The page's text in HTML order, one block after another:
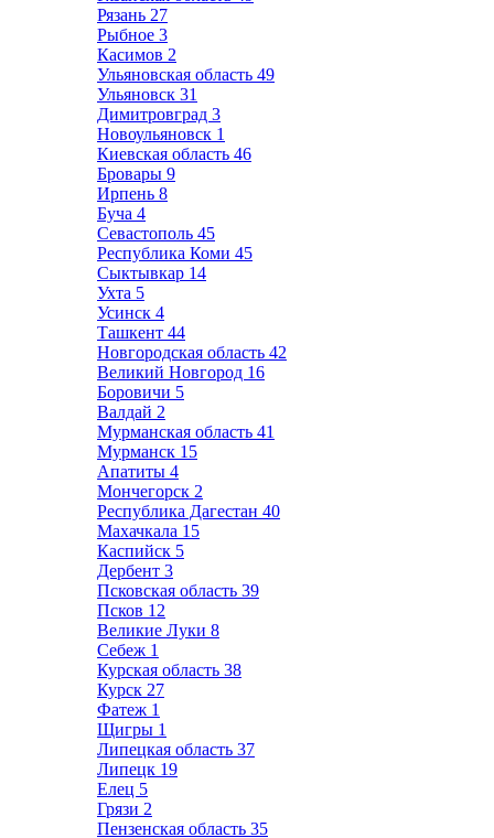
Рязань 27
Рыбное 3
Касимов 2
Ульяновская область 49
Ульяновск 31
Димитровград 3
Новоульяновск 1
Киевская область 46
Бровары 9
Ирпень 8
Буча 4
Севастополь 45
Республика Коми 45
Сыктывкар 14
Ухта 5
Усинск 4
Ташкент 44
Новгородская область 42
Великий Новгород 16
Боровичи 5
Валдай 2
Мурманская область 41
Мурманск 15
Апатиты 4
Мончегорск 2
Республика Дагестан 40
Махачкала 15
Каспийск 5
Дербент 3
Псковская область 39
Псков 12
Великие Луки 8
Себеж 1
Курская область 38
Курск 27
Фатеж 1
Щигры 1
Липецкая область 37
Липецк 19
Елец 5
Грязи 2
Пензенская область 35